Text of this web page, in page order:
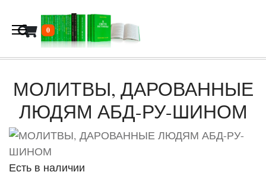
0В корзину
МОЛИТВЫ, ДАРОВАННЫЕ
ЛЮДЯМ АБД-РУ-ШИНОМ
Есть в наличии